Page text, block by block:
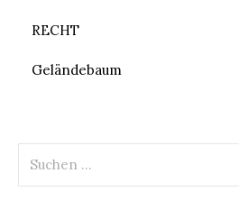
RECHT
Geländebaum
nach: